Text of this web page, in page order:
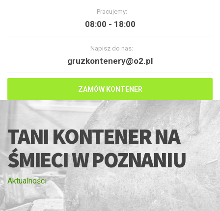
Pracujemy:
08:00 - 18:00
Napisz do nas:
gruzkontenery@o2.pl
ZAMÓW KONTENER
TANI KONTENER NA
ŚMIECI W POZNANIU
Aktualności